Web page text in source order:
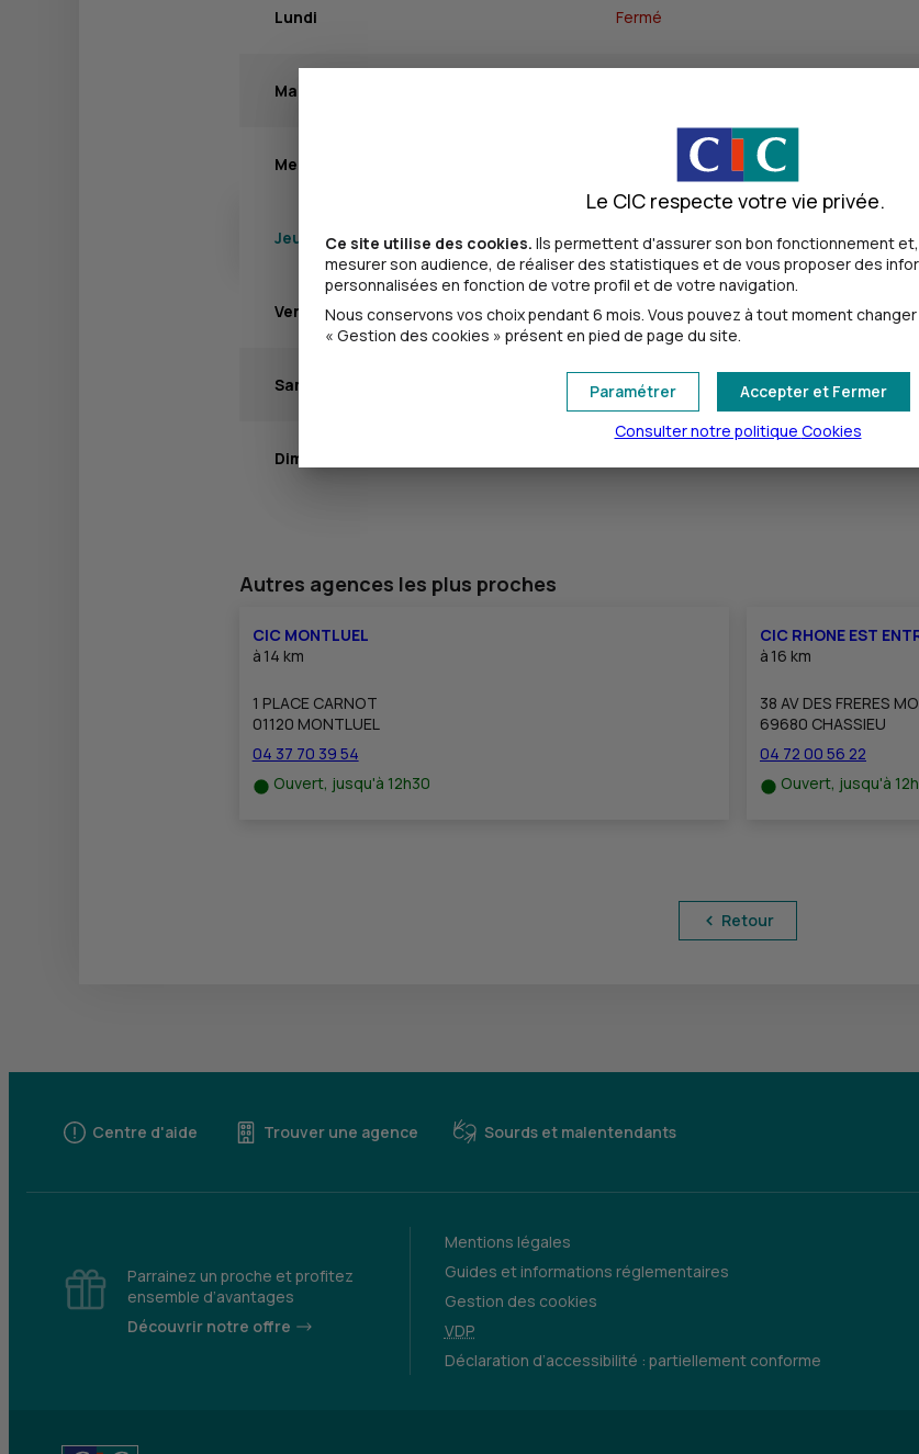
Lundi Fermé
Mardi
Mercredi 09h00 - 12h30
Jeudi 09h00 - 12h30
Vendredi 09h00 - 12h30
Samedi 09h00 - 12h30
Dimanche
Autres agences les plus proches
CIC MONTLUEL
à 14 km
1 PLACE CARNOT
01120 MONTLUEL
04 37 70 39 54
Ouvert, jusqu'à 12h30
CIC RHONE EST
à 16 km
38 AV DES FRERES
69680 CHASSIEU
04 72 00 56 22
Ouvert, jusqu'à
Retour
Centre d'aide Trouver une agence Sourds et malentendants
Parrainez un proche et profitez
ensemble d’avantages
Découvrir notre offre
Mentions légales
Guides et informations réglementaires
Gestion des cookies
VDP
Déclaration d’accessibilité : partiellement conforme
Le CIC respecte votre vie privée.
Ce site utilise des cookies. Ils permettent d'assurer son bon fonctionnement
mesurer son audience, de réaliser des statistiques et de vous proposer des
personnalisées en fonction de votre profil et de votre navigation.
Nous conservons vos choix pendant 6 mois. Vous pouvez à tout moment changer
« Gestion des cookies » présent en pied de page du site.
Accepter et Fermer
Paramétrer
Consulter notre politique Cookies